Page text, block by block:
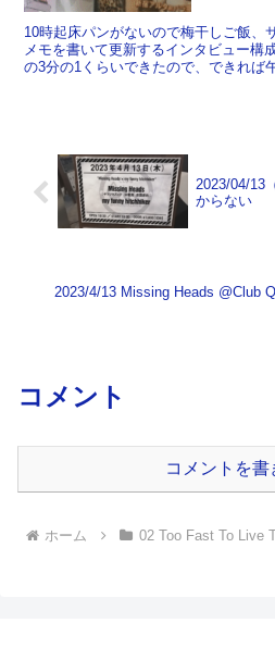
10時起床パンがないので梅干しご飯、
メモを書いて更新するインタビュー構
の3分の1くらいできたので、できれば
2023/04/13
からない
2023/4/13 Missing Heads @Club
コメント
コメントを書
ホーム 02 Too Fast To Live